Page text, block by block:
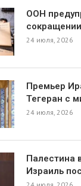
ООН
24 июля, 2026
Премьер
Тегеран с
24 июля, 2026
Палестина
Израиль